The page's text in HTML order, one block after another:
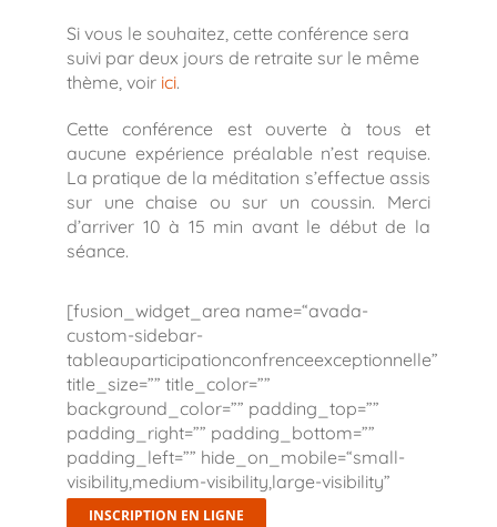
Si vous le souhaitez, cette conférence sera
suivi par deux jours de retraite sur le même
thème, voir ici.
Cette conférence est ouverte à tous et
aucune expérience préalable n’est requise.
La pratique de la méditation s’effectue assis
sur une chaise ou sur un coussin. Merci
d’arriver 10 à 15 min avant le début de la
séance.
[fusion_widget_area name=“avada-
custom-sidebar-
tableauparticipationconfrenceexceptionnelle”
title_size=”” title_color=””
background_color=”” padding_top=””
padding_right=”” padding_bottom=””
padding_left=”” hide_on_mobile=“small-
visibility,medium-visibility,large-visibility”
class=”” id=”” /]
INSCRIPTION EN LIGNE